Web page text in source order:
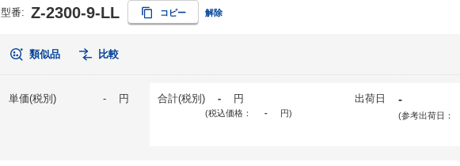
型番: Z-2300-9-LL コピー 解除
類似品 比較
単価(税別) - 円 合計(税別) - 円
(税込価格： - 円)
出荷日 -
(参考出荷日：